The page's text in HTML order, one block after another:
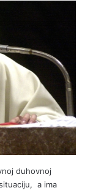
duhovnoj
a ima